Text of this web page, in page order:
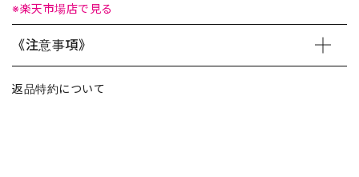
※楽天市場店で見る
《注意事項》
返品特約について